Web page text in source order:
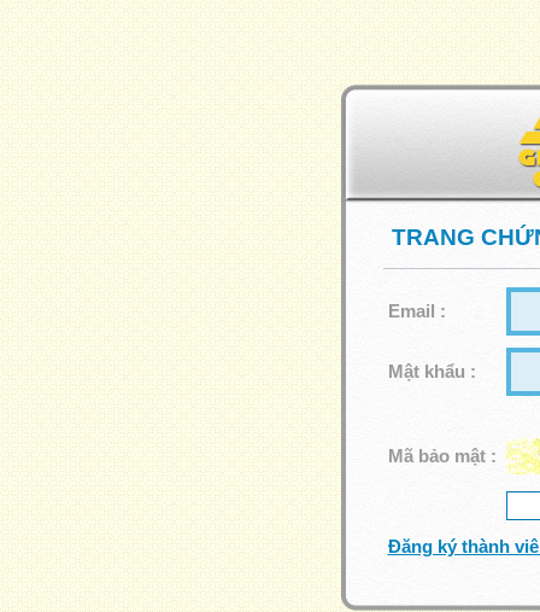
TRANG
Email :
Mật khẩu :
Mã bảo mật :
Đăng ký thành